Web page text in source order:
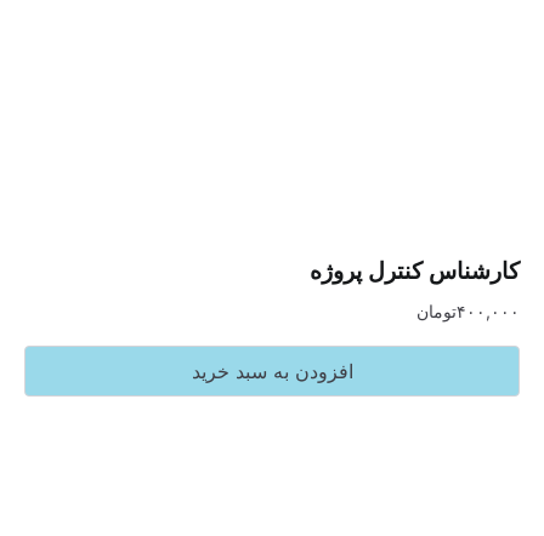
کنترل پروژه
تومان
افزودن به سبد خرید